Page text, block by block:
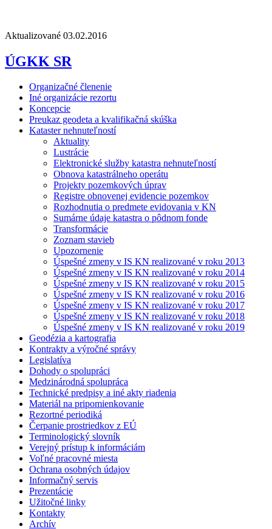
Aktualizované 03.02.2016
ÚGKK SR
Organizačné členenie
Iné organizácie rezortu
Koncepcie
Preukaz geodeta a kvalifikačná skúška
Kataster nehnuteľností
Aktuality
Lustrácie
Elektronické služby katastra nehnuteľností
Obnova katastrálneho operátu
Projekty pozemkových úprav
Registre obnovenej evidencie pozemkov
Rozhodnutia o predmete evidovania v KN
Sumárne údaje katastra o pôdnom fonde
Transformácie
Zoznam stavieb
Upozornenie
Úspešné zmeny v IS KN realizované v roku 2013
Úspešné zmeny v IS KN realizované v roku 2014
Úspešné zmeny v IS KN realizované v roku 2015
Úspešné zmeny v IS KN realizované v roku 2016
Úspešné zmeny v IS KN realizované v roku 2017
Úspešné zmeny v IS KN realizované v roku 2018
Úspešné zmeny v IS KN realizované v roku 2019
Geodézia a kartografia
Kontrakty a výročné správy
Legislatíva
Dohody o spolupráci
Medzinárodná spolupráca
Technické predpisy a iné akty riadenia
Materiál na pripomienkovanie
Rezortné periodiká
Čerpanie prostriedkov z EÚ
Terminologický slovník
Verejný prístup k informáciám
Voľné pracovné miesta
Ochrana osobných údajov
Informačný servis
Prezentácie
Užitočné linky
Kontakty
Archív